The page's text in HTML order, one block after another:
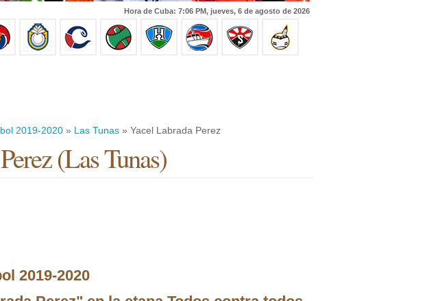
Hora de Cuba: 7:06 PM, jueves, 6 de agosto de 2026
2019-2020 » Las Tunas » Yacel Labrada Perez
(Las Tunas)
2019-2020